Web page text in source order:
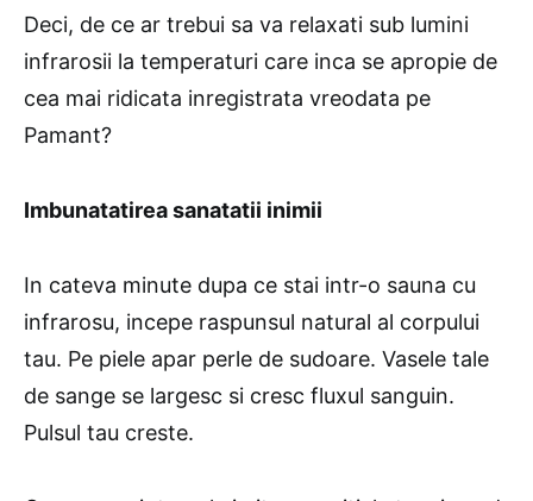
Deci, de ce ar trebui sa va relaxati sub lumini
infrarosii la temperaturi care inca se apropie de
cea mai ridicata inregistrata vreodata pe
Pamant?
Imbunatatirea sanatatii inimii
In cateva minute dupa ce stai intr-o sauna cu
infrarosu, incepe raspunsul natural al corpului
tau. Pe piele apar perle de sudoare. Vasele tale
de sange se largesc si cresc fluxul sanguin.
Pulsul tau creste.